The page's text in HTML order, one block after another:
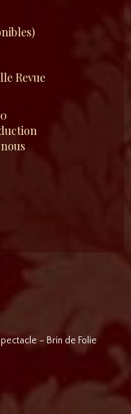
Revue
– Brin de Folie